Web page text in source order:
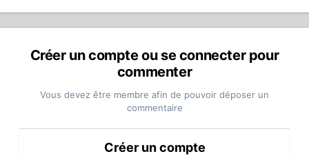
Créer un compte ou se connecter pour
commenter
Vous devez être membre afin de pouvoir déposer un
commentaire
Créer un compte